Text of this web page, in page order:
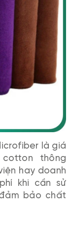
là giá
thông
hay doanh
khi cần sử
bảo chất